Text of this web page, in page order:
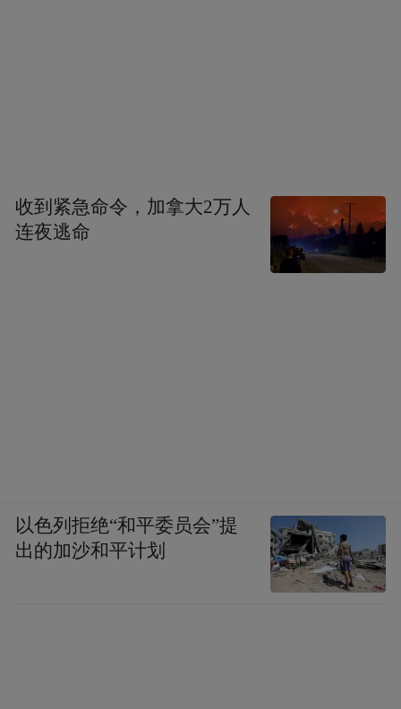
收到紧急命令，加拿大2万人
连夜逃命
以色列拒绝“和平委员会”提
出的加沙和平计划